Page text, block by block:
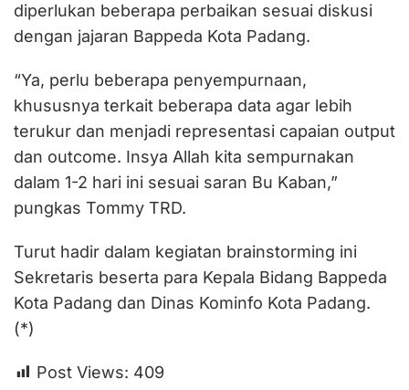
diperlukan beberapa perbaikan sesuai diskusi
dengan jajaran Bappeda Kota Padang.
“Ya, perlu beberapa penyempurnaan,
khususnya terkait beberapa data agar lebih
terukur dan menjadi representasi capaian output
dan outcome. Insya Allah kita sempurnakan
dalam 1-2 hari ini sesuai saran Bu Kaban,”
pungkas Tommy TRD.
Turut hadir dalam kegiatan brainstorming ini
Sekretaris beserta para Kepala Bidang Bappeda
Kota Padang dan Dinas Kominfo Kota Padang.
(*)
Post Views: 409